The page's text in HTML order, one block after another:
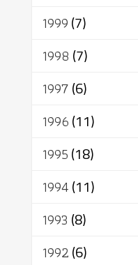
1999(7)
1998 (7)
1997(6)
1996(11)
1995(18)
1994(11)
1993 (8)
1992(6)